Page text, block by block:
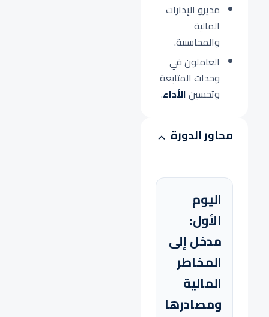
مديرو الإدارات
المالية
والمحاسبية.
العاملون في
وحدات المتابعة
وتحسينالأداء.
محاور الدورة
اليوم
الأول:
مدخل إلى
المخاطر
المالية
ومصادرها